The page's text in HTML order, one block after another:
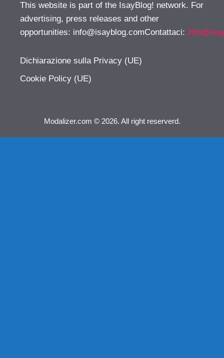
This website is part of the IsayBlog! network. For
advertising, press releases and other
opportunities: info@isayblog.comContattaci:
Dichiarazione sulla Privacy (UE)
Cookie Policy (UE)
Modalizer.com © 2026. All right reserverd.